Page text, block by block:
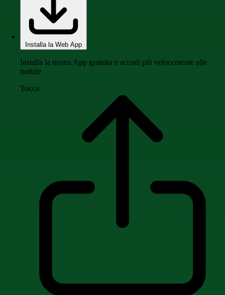
Installa la Web App
Installa la nostra App gratuita e accedi più velocemente alle
notizie
Tocca